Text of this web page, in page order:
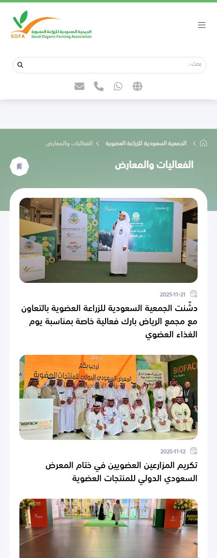
الجمعية السعودية للزراعة العضوية الفعاليات والمعارض
الفعاليات والمعارض
2025-11-21
دشّنت الجمعية السعودية للزراعة العضوية بالتعاون
مع مجمع الرياض بارك فعالية خاصة بمناسبة يوم
الغذاء العضوي
2025-11-12
تكريم المزارعين العضويين في ختام المعرض
السعودي الدولي للمنتجات العضوية